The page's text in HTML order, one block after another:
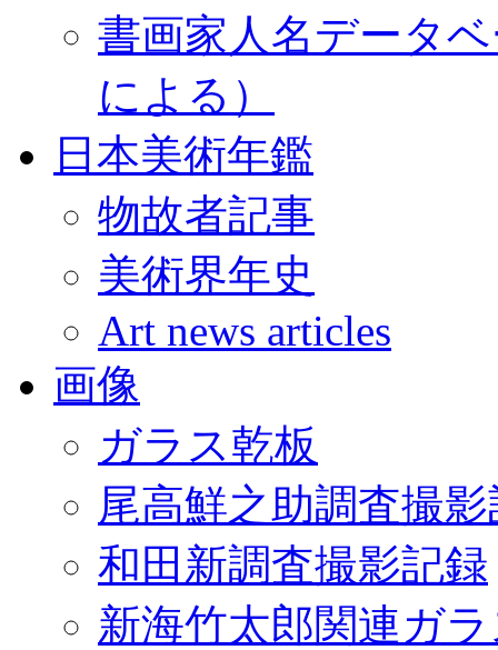
書画家人名データ
による）
日本美術年鑑
物故者記事
美術界年史
Art news articles
画像
ガラス乾板
尾高鮮之助調査撮
和田新調査撮影記録
新海竹太郎関連ガ